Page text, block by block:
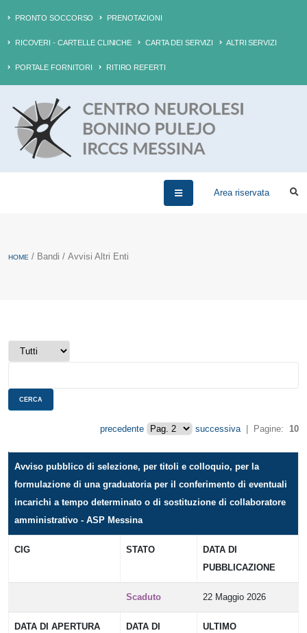
PRONTO SOCCORSO PRENOTAZIONI
RICOVERI - CARTELLE CLINICHE CARTA DEI SERVIZI ALTRI SERVIZI
PORTALE FORNITORI RITIRO REFERTI
Area riservata
HOME / Bandi / Avvisi Altri Enti
precedente successiva | Pagine: 10
Avviso pubblico di selezione, per titoli e colloquio, per la
formulazione di una graduatoria per il conferimento di eventuali
incarichi a tempo determinato o di sostituzione di collaboratore
amministrativo - ASP Messina
CIG STATO
DATA DI
PUBBLICAZIONE
Scaduto 22 Maggio 2026
DATA DI APERTURA
DATA DI
ULTIMO